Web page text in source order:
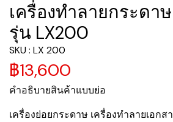
เครื่องทำลายกระดา
รุ่น LX200
SKU : LX 200
฿13,600
คำอธิบายสินค้าแบบย่อ
เครื่องย่อยกระดาษ เครื่องทำลายเอกส